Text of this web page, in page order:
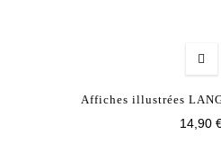
Affiches illustrées
14,90